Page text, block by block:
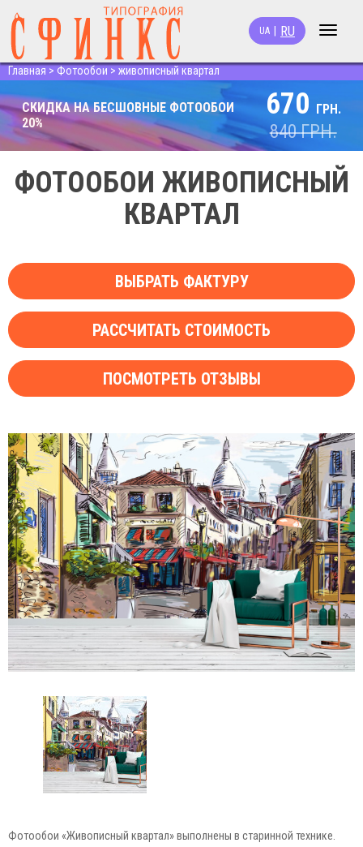
Toggle
UA RU
Главная > Фотообои > живописный квартал
СКИДКА НА БЕСШОВНЫЕ ФОТООБОИ
20%
670 ГРН.
840ГРН.
ФОТООБОИ ЖИВОПИСНЫЙ
КВАРТАЛ
ВЫБРАТЬ ФАКТУРУ
РАССЧИТАТЬ СТОИМОСТЬ
ПОСМОТРЕТЬ ОТЗЫВЫ
Фотообои «Живописный квартал» выполнены в старинной технике.